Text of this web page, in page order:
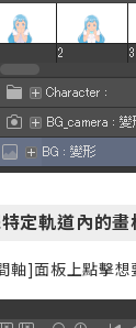
定軌道內的畫
軸]面板上點擊想